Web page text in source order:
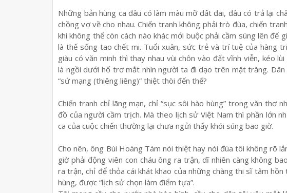
Những bản hùng ca đâu có làm màu mỡđất đai, đâu có trả lại
chồng vợvề cho nhau. Chiến tranh không phải trò đùa, chiến
khi không thểcòn cách nào khác mới buộc phải cầm súng lên để gi
là thếsống tao chết mi. Tuổi xuân, sức trẻvà trí tuệ của hàng tri
giàu có văn minh thì thay nhau vùi chôn vào đất vĩnh viễn, kéo
là ngồi dưới hốtrơmắt nhìn người ta đi dạo trên mặt trăng.
“sứmạng (thiêng liêng)” thiệt thòi đến thế?
Chiến tranh chỉlãng mạn, chỉ “sục sôi hào hùng” trong văn thơ
đồ của người cầm trịch. Mà theo lịch sửViệt Nam thì phần lớn nh
ca của cuộc chiến thường lại chưa ngửi thấy khói súng bao giờ.
Cho nên, ông Bùi Hoàng Tám nói thiệt hay nói đùa tôi không rõ lắ
giờphải động viên con cháu ông ra trận, dĩ nhiên càng không
ra trận, chỉ đểthỏa cái khát khao của những chàng thi sĩ tâm hồn
hùng, được “lịch sửchọn làm điểm tựa”.